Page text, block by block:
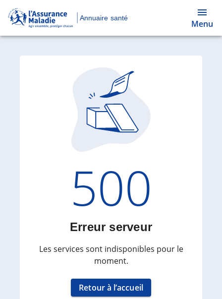
Annuaire santé
Menu
Code
500
Erreur serveur
Les services sont indisponibles pour le
moment.
Retour à l’accueil